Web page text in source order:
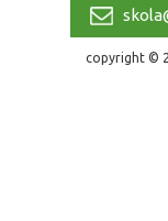
copyright ©